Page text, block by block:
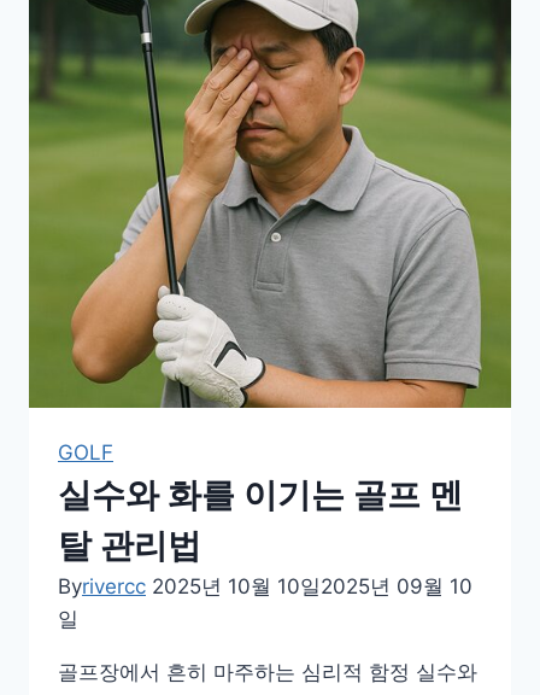
서
생
활
스
포
츠
로,
변
화
하
는
골
문
화
GOLF
실수와 화를 이기는 골프 멘
탈 관리법
Byrivercc 2025년 10월 10일2025년 09월 10
일
골프장에서 흔히 마주하는 심리적 함정 실수와